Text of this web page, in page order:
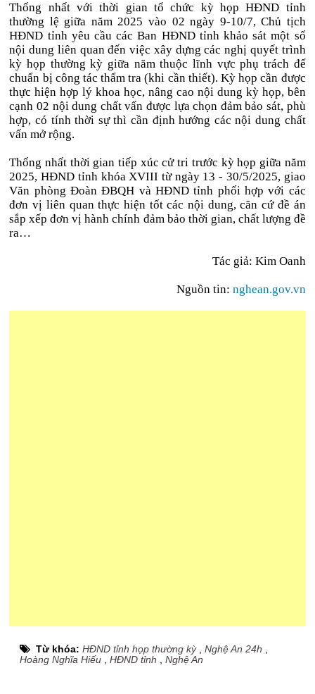
Thống nhất với thời gian tổ chức kỳ họp HĐND tỉnh
thường lệ giữa năm 2025 vào 02 ngày 9-10/7, Chủ tịch
HĐND tỉnh yêu cầu các Ban HĐND tỉnh khảo sát một số
nội dung liên quan đến việc xây dựng các nghị quyết trình
kỳ họp thường kỳ giữa năm thuộc lĩnh vực phụ trách để
chuẩn bị công tác thẩm tra (khi cần thiết). Kỳ họp cần được
thực hiện hợp lý khoa học, nâng cao nội dung kỳ họp, bên
cạnh 02 nội dung chất vấn được lựa chọn đảm bảo sát, phù
hợp, có tính thời sự thì cần định hướng các nội dung chất
vấn mở rộng.
Thống nhất thời gian tiếp xúc cử tri trước kỳ họp giữa năm
2025, HĐND tỉnh khóa XVIII từ ngày 13 - 30/5/2025, giao
Văn phòng Đoàn ĐBQH và HĐND tỉnh phối hợp với các
đơn vị liên quan thực hiện tốt các nội dung, căn cứ đề án
sắp xếp đơn vị hành chính đảm bảo thời gian, chất lượng đề
ra…
Tác giả: Kim Oanh
Nguồn tin: nghean.gov.vn
Từ khóa:HĐND tỉnh họp thường kỳ,Nghệ An 24h
Hoàng Nghĩa Hiếu ,HĐND tỉnh ,Nghệ An